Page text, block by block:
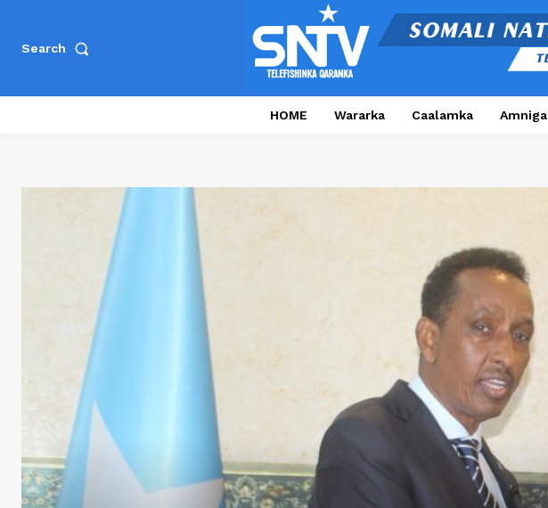
Search
HOME Wararka Caalamka Amniga